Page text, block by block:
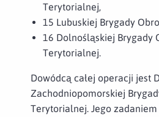
Terytorialnej,
15 Lubuskiej Brygady
16 Dolnośląskiej Brygady
Terytorialnej.
Dowódcą całej operacji jest
Zachodniopomorskiej
Terytorialnej. Jego